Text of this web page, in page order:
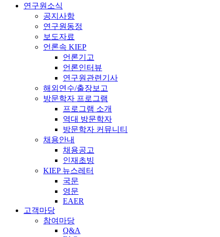
연구원소식
공지사항
연구원동정
보도자료
언론속 KIEP
언론기고
언론인터뷰
연구원관련기사
해외연수/출장보고
방문학자 프로그램
프로그램 소개
역대 방문학자
방문학자 커뮤니티
채용안내
채용공고
인재초빙
KIEP 뉴스레터
국문
영문
EAER
고객마당
참여마당
Q&A